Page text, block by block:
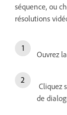
séquence, ou
résolutions
Ouvrez
Cliquez
de